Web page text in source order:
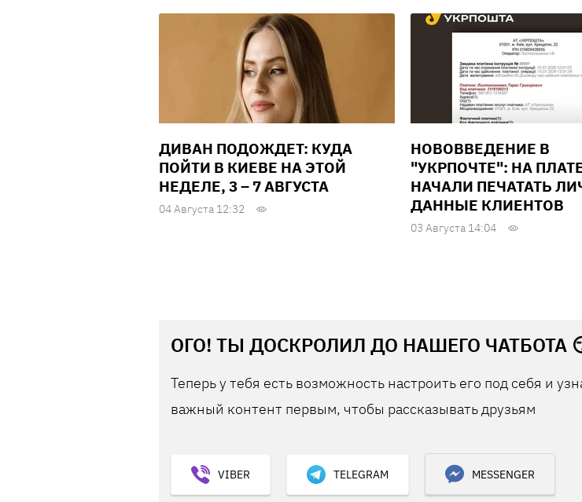
ДИВАН ПОДОЖДЕТ: КУДА
ПОЙТИ В КИЕВЕ НА ЭТОЙ
НЕДЕЛЕ, 3 – 7 АВГУСТА
04 Августа 12:32
НОВОВВЕДЕНИЕ В
"УКРПОЧТЕ": НА
НАЧАЛИ ПЕЧАТАТЬ
ДАННЫЕ КЛИЕНТОВ
03 Августа 14:04
ОГО! ТЫ ДОСКРОЛИЛ ДО НАШЕГО ЧАТБОТА
Теперь у тебя есть возможность настроить его под себя и
важный контент первым, чтобы рассказывать друзьям
VIBER TELEGRAM MESSENGER